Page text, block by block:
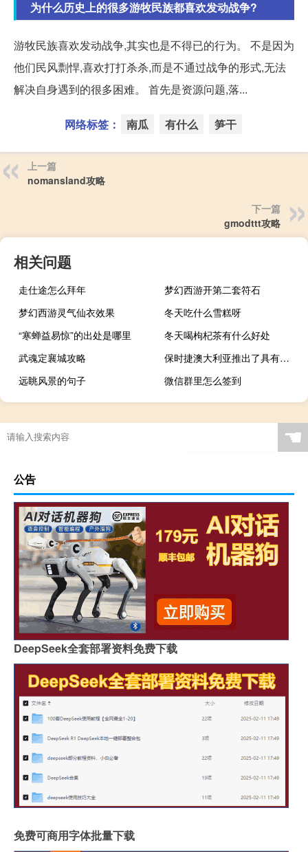
为什么历史上的很多游牧民族都喜欢发动战争?
游牧民族喜欢发动战争,其实也是不得已的行为。 不是因为
他们民风剽悍,喜欢打打杀杀,而是不通过战争的形式,无法
解决自身遇到的很多困难。 首先是资源问题,落...
网络标签： 南瓜 有什么 笋干
上一篇
nomansland攻略
下一篇
gmodttt攻略
相关问题
走仕途怎么拜年
梦幻西游开第二套符石
梦幻西游灵气仙衣效果
冬天吃什么雪糕呀
“寒蝉益易惊”的出处是哪里
冬天喝枸杞茶有什么好处
武魂定襄城攻略
保时捷澳大利亚推出了具有四缸发动机的新型基础车型
远眺风景的句子
微信群里怎么签到
☚
公告
DeepSeek全套部署资料免费下载
免费可商用字体批量下载